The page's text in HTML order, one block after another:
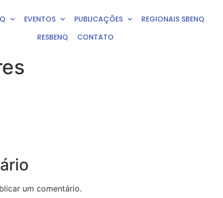
EVENTOS PUBLICAÇÕES
REGIONAIS SBENQ
RESBENQ
CONTATO
um comentário.